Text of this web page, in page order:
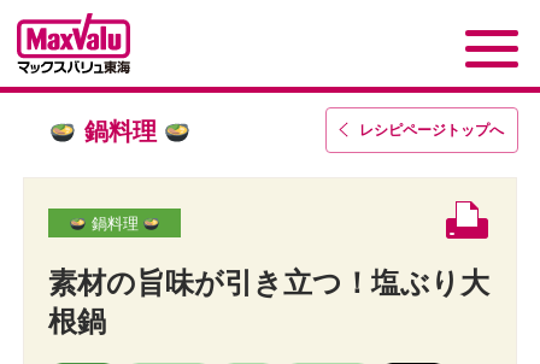
レシピページトップへ
鍋料理
鍋料理
素材の旨味が引き立つ！塩ぶり大
根鍋